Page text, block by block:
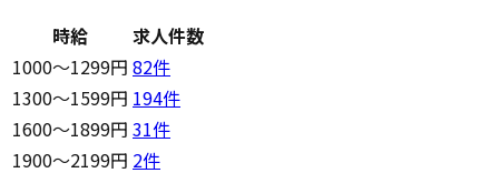
時給
求人件数
1000〜1299円 82件
1300〜1599円 194件
1600〜1899円 31件
1900〜2199円 2件